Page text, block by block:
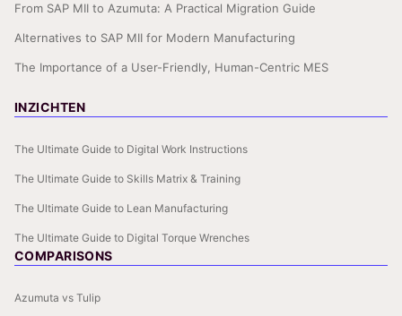
From SAP MII to Azumuta: A Practical Migration Guide
Alternatives to SAP MII for Modern Manufacturing
The Importance of a User-Friendly, Human-Centric MES
INZICHTEN
The Ultimate Guide to Digital Work Instructions
The Ultimate Guide to Skills Matrix & Training
The Ultimate Guide to Lean Manufacturing
The Ultimate Guide to Digital Torque Wrenches
COMPARISONS
Azumuta vs Tulip